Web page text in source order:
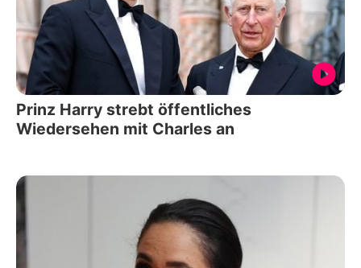
Prinz Harry strebt öffentliches
Wiedersehen mit Charles an